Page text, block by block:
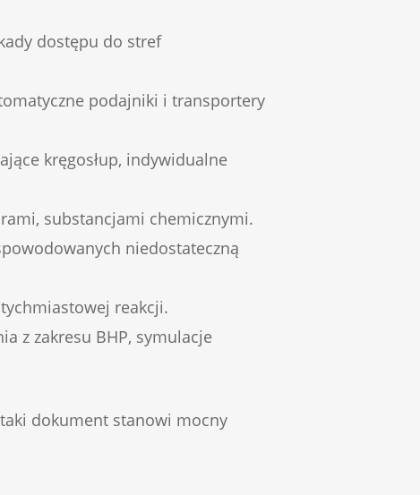
dostępu do stref
podajniki i transportery
kręgosłup, indywidualne
substancjami chemicznymi.
niedostateczną
reakcji.
z zakresu BHP, symulacje
dokument stanowi mocny